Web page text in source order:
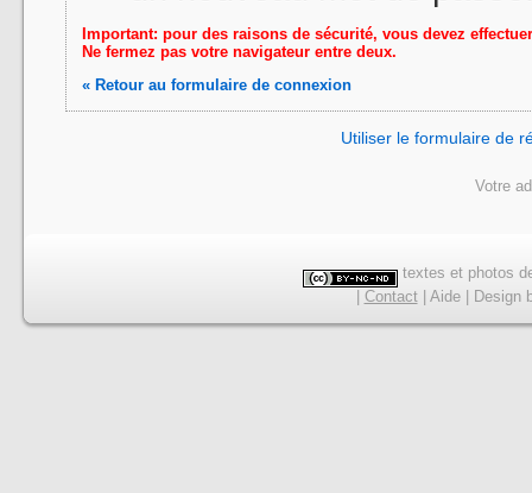
Important: pour des raisons de sécurité, vous devez
Ne fermez pas votre navigateur entre deux.
« Retour au formulaire de connexion
Utiliser le formulaire de
Votre
textes et photos
Contact| Aide| Design